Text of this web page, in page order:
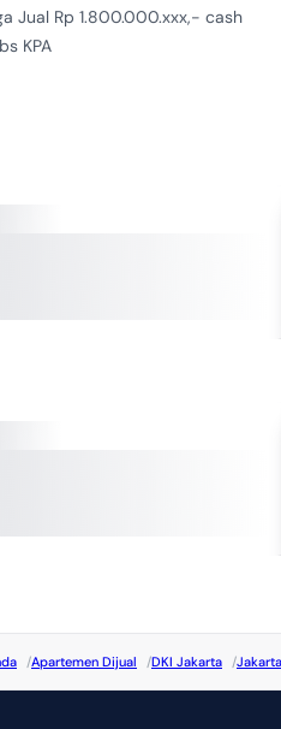
Jual Rp 1.800.000.xxx,- cash
KPA
/Apartemen Dijual /DKI Jakarta /